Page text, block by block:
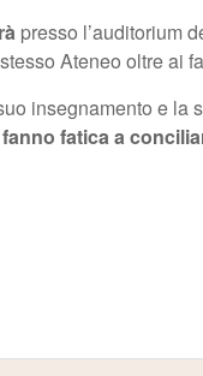
presso l’auditorium
Ateneo oltre ai
insegnamento e la
fatica a